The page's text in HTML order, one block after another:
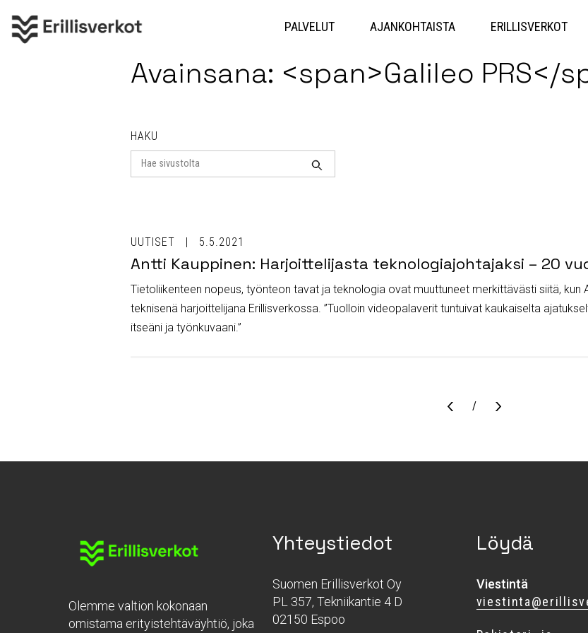
sisältöön
PALVELUT AJANKOHTAISTA ERILLISVERKOT
Avainsana: <span>Galileo PRS</
HAKU
Search
for
Haku
UUTISET 5.5.2021
Antti Kauppinen: Harjoittelijasta teknologiajohtajaksi – 20
Tietoliikenteen nopeus, työnteon tavat ja teknologia ovat muuttuneet merkittävästi siitä, kun
teknisenä harjoittelijana Erillisverkossa. ”Tuolloin videopalaverit tuntuivat kaukaiselta
itseäni ja työnkuvaani.”
Sivu
/
Olemme valtion kokonaan
omistama erityistehtäväyhtiö, joka
Yhteystiedot
Suomen Erillisverkot Oy
PL 357, Tekniikantie 4 D
02150 Espoo
Löydä
Viestintä